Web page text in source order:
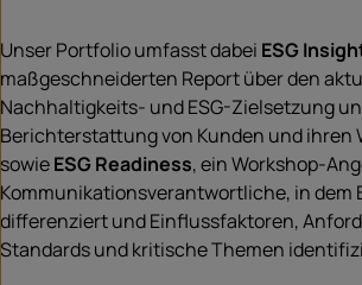
Unser Portfolio umfasst dabei ESG
maßgeschneiderten Report über den
Nachhaltigkeits- und ESG-Zielsetzung
Berichterstattung von Kunden und ihren
sowieESG Readiness, ein Workshop-
Kommunikationsverantwortliche, in dem
differenziert und Einflussfaktoren,
Standards und kritische Themen